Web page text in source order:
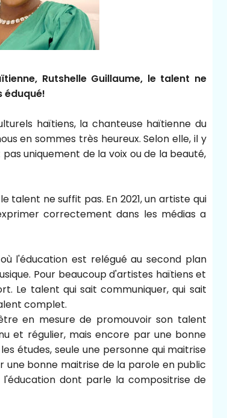
Rutshelle Guillaume, le talent ne
haïtiens, la chanteuse haïtienne du
en sommes très heureux. Selon elle, il y
uniquement de la voix ou de la beauté,
talent ne suffit pas. En 2021, un artiste qui
correctement dans les médias a
l'éducation est relégué au second plan
Pour beaucoup d'artistes haïtiens et
Le talent qui sait communiquer, qui sait
complet.
en mesure de promouvoir son talent
et régulier, mais encore par une bonne
études, seule une personne qui maitrise
bonne maitrise de la parole en public
dont parle la compositrise de